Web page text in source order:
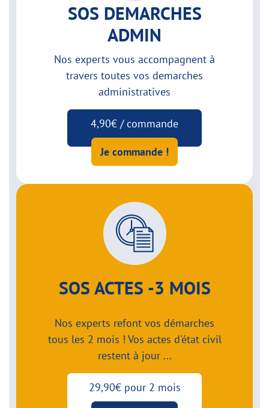
SOS DEMARCHES
ADMIN
Nos experts vous accompagnent à
travers toutes vos demarches
administratives
4,90€ / commande
Je commande !
SOS ACTES -3 MOIS
Nos experts refont vos démarches
tous les 2 mois ! Vos actes d'état civil
restent à jour ...
29,90€ pour 2 mois